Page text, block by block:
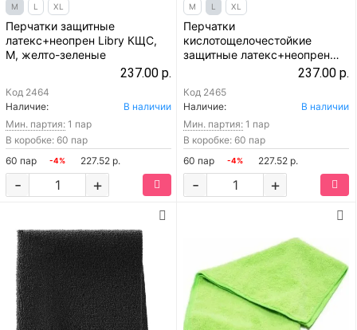
M L XL
Перчатки защитные
латекс+неопрен Libry КЩС,
M, желто-зеленые
237.00 р.
Код 2464
Наличие:
В наличии
Мин. партия: 1 пар
В коробке: 60 пар
60 пар
-4% 227.52 р.
+
-
M L XL
Перчатки
кислотощелочестойкие
защитные латекс+неопрен
Libry КЩС, L, желто-зеленые
237.00 р.
Код 2465
Наличие:
В наличии
Мин. партия: 1 пар
В коробке: 60 пар
60 пар
-4% 227.52 р.
+
-